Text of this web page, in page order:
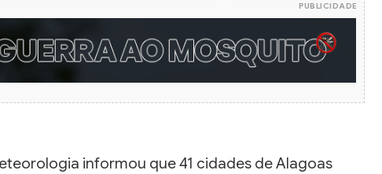
PUBLICIDADE
informou que 41 cidades de Alagoas